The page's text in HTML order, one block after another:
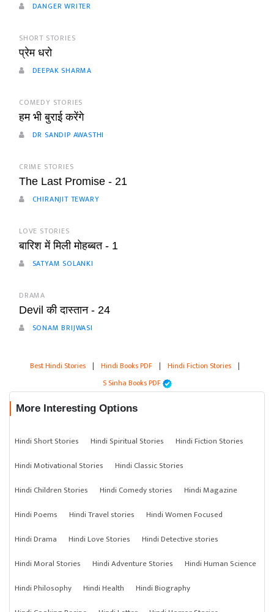
DANGER WRITER
SHORT STORIES
प्रेम धरो
DEEPAK SHARMA
COMEDY STORIES
हम भी बुराई करेंगे
DR SANDIP AWASTHI
CRIME STORIES
The Last Promise - 21
CHIRANJIT TEWARY
LOVE STORIES
बारिश में मिली मोहब्बत - 1
SATYAM SOLANKI
DRAMA
Devil की दास्तान - 24
SONAM BRIJWASI
Best Hindi Stories | Hindi Books PDF | Hindi Fiction Stories |
S Sinha Books PDF
More Interesting Options
Hindi Short Stories Hindi Spiritual Stories
Hindi Fiction Stories
Hindi Motivational Stories
Hindi Classic Stories
Hindi Children Stories
Hindi Comedy stories
Hindi Magazine
Hindi Poems
Hindi Travel stories
Hindi Women Focused
Hindi Drama
Hindi Love Stories
Hindi Detective stories
Hindi Moral Stories
Hindi Adventure Stories
Hindi Human Science
Hindi Philosophy
Hindi Health
Hindi Biography